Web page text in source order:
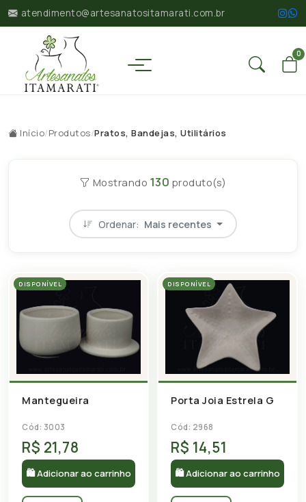
atendimento@artesanatositamarati.com.br
0
Início/Produtos/Pratos, Bandejas, Utilitários
Mostrando 130 produto(s)
Ordenar: Mais recentes
DISPONÍVEL
Mantegueira
Cód: 3003
R$ 21,78
🛍 Adicionar ao carrinho
DISPONÍVEL
Porta Joia Estrela G
Cód: 2968
R$ 14,51
🛍 Adicionar ao carrinho